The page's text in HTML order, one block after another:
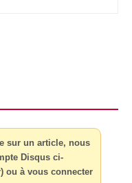
sur un article, nous
Disqus ci-
ou à vous connecter